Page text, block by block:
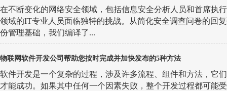
在不断变化的网络安全领域，包括信息安全分析人员和首席执
领域的IT专业人员面临独特的挑战。从简化安全调查问卷的回
份管理基础，我们编译了...
物联网软件开发公司帮助您按时完成并加快发布的5种方法
软件开发是一个复杂的过程，涉及许多流程、组件和方法，它
才能成功。如果其中任何一个因素失败，整个开发过程都可能